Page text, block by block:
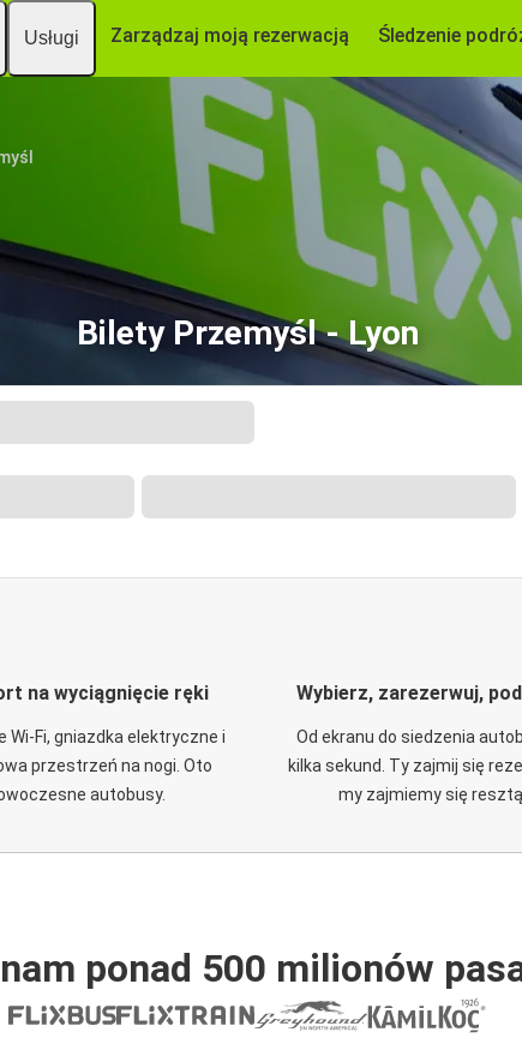
Usługi Zarządzaj moją rezerwacją Śledzenie
Bilety Przemyśl - Lyon
na wyciągnięcie ręki
Wi-Fi, gniazdka elektryczne i
przestrzeń na nogi. Oto
autobusy.
Wybierz, zarezerwuj,
Od ekranu do siedzenia
kilka sekund. Ty zajmij się
my zajmiemy się resztą.
ponad 500 milionów